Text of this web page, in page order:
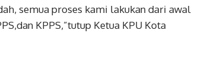
semua proses kami lakukan dari awal
KPPS,”tutup Ketua KPU Kota